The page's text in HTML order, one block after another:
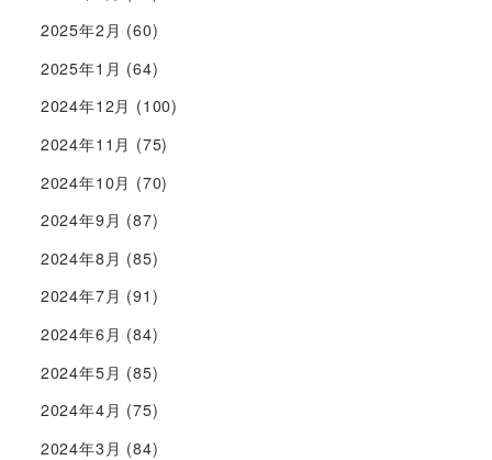
2025年2月 (60)
2025年1月 (64)
2024年12月 (100)
2024年11月 (75)
2024年10月 (70)
2024年9月 (87)
2024年8月 (85)
2024年7月 (91)
2024年6月 (84)
2024年5月 (85)
2024年4月 (75)
2024年3月 (84)